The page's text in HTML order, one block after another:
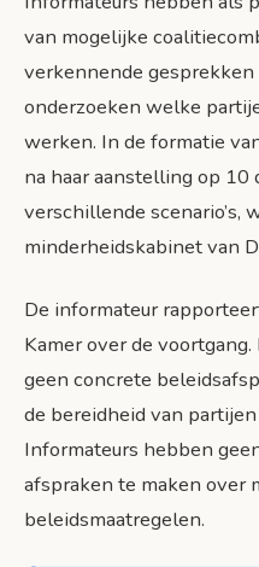
van mogelijke
verkennende
onderzoeken welke
werken. In de formatie
na haar aanstelling op 10
verschillende scenario’s,
minderheidskabinet van
De informateur
Kamer over de
geen concrete
de bereidheid van
Informateurs hebben
afspraken te maken over
beleidsmaatregelen.